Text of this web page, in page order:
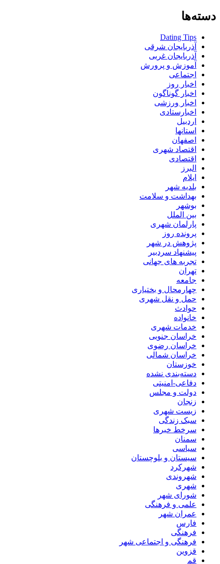
دسته‌ها
Dating Tips
آذربایجان شرقی
آذربایجان غربی
آموزش و پرورش
اجتماعی
اخبار روز
اخبار گوناگون
اخبار ورزشی
اخبارستادی
اردبیل
استانها
اصفهان
اقتصاد شهری
اقتصادی
البرز
ایلام
بلدیه شهر
بهداشت و سلامت
بوشهر
بین الملل
پارلمان شهری
پرونده روز
پژوهش در شهر
پیشنهاد سردبیر
تجربه های جهانی
تهران
جامعه
چهارمحال و بختیاری
حمل و نقل شهری
حوادث
خانواده
خدمات شهری
خراسان جنوبی
خراسان رضوی
خراسان شمالی
خوزستان
دسته‌بندی نشده
دفاعی-امنیتی
دولت و مجلس
زنجان
زیست شهری
سبک زندگی
سرخط خبرها
سمنان
سیاسی
سیستان و بلوچستان
شهرکرد
شهروندی
شهری
شورای شهر
علمی و فرهنگی
عمران شهر
فارس
فرهنگی
فرهنگی و اجتماعی شهر
قزوین
قم